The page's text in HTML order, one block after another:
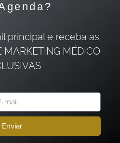
principal e receba as
MARKETING MÉDICO
Enviar